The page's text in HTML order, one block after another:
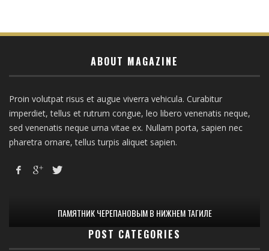
ABOUT MAGAZINE
Proin volutpat risus et augue viverra vehicula. Curabitur
imperdiet, tellus et rutrum congue, leo libero venenatis neque,
sed venenatis neque urna vitae ex. Nullam porta, sapien nec
pharetra ornare, tellus turpis aliquet sapien.
ПАМЯТНИК ЧЕРЕПАНОВЫМ В НИЖНЕМ ТАГИЛЕ
POST CATEGORIES